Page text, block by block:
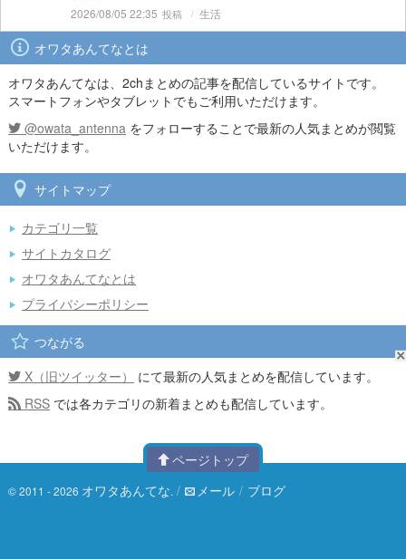
2026/08/05 22:35 生活
オワタあんてなとは
オワタあんてなは、2chまとめの記事を配信しているサイトです。
スマートフォンやタブレットでもご利用いただけます。
@owata_antenna をフォローすることで最新の人気まとめが閲覧
いただけます。
サイトマップ
カテゴリ一覧
サイトカタログ
オワタあんてなとは
プライバシーポリシー
つながる
X（旧ツイッター）
にて最新の人気まとめを配信しています。
RSS では各カテゴリの新着まとめも配信しています。
ページトップ
© 2011 - 2026 オワタあんてな. / メール / ブログ